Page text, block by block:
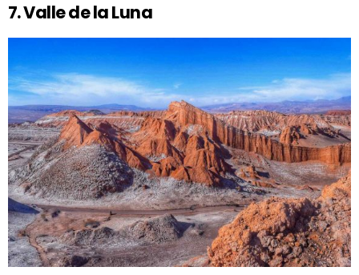
7. Valle de la Luna